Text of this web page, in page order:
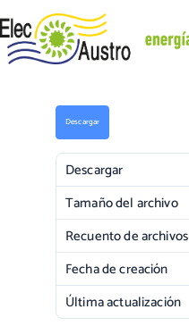
Descargar
Descargar
Tamaño del archivo
Recuento de archivos
Fecha de creación
Última actualización